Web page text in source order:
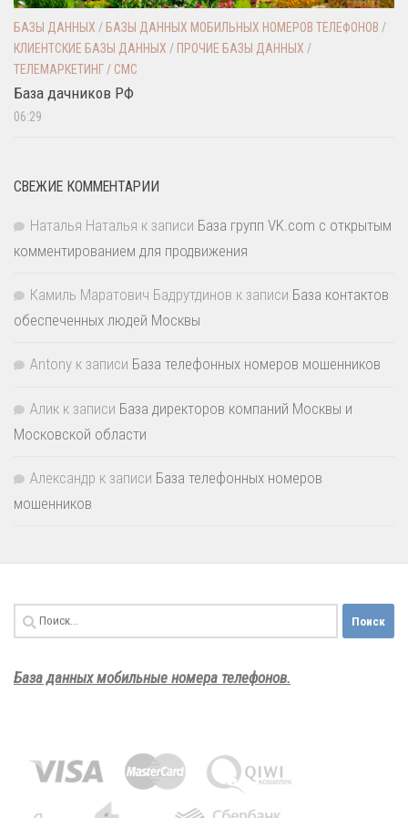
БАЗЫ ДАННЫХ / БАЗЫ ДАННЫХ МОБИЛЬНЫХ НОМЕРОВ ТЕЛЕФОНОВ /
КЛИЕНТСКИЕ БАЗЫ ДАННЫХ / ПРОЧИЕ БАЗЫ ДАННЫХ /
ТЕЛЕМАРКЕТИНГ / СМС
База дачников РФ
06:29
СВЕЖИЕ КОММЕНТАРИИ
Наталья Наталья к записи База групп VK.com с открытым
комментированием для продвижения
Камиль Маратович Бадрутдинов к записи База контактов
обеспеченных людей Москвы
Antony к записи База телефонных номеров мошенников
Алик к записи База директоров компаний Москвы и
Московской области
Александр к записи База телефонных номеров
мошенников
Найти:
База данных мобильные номера телефонов.